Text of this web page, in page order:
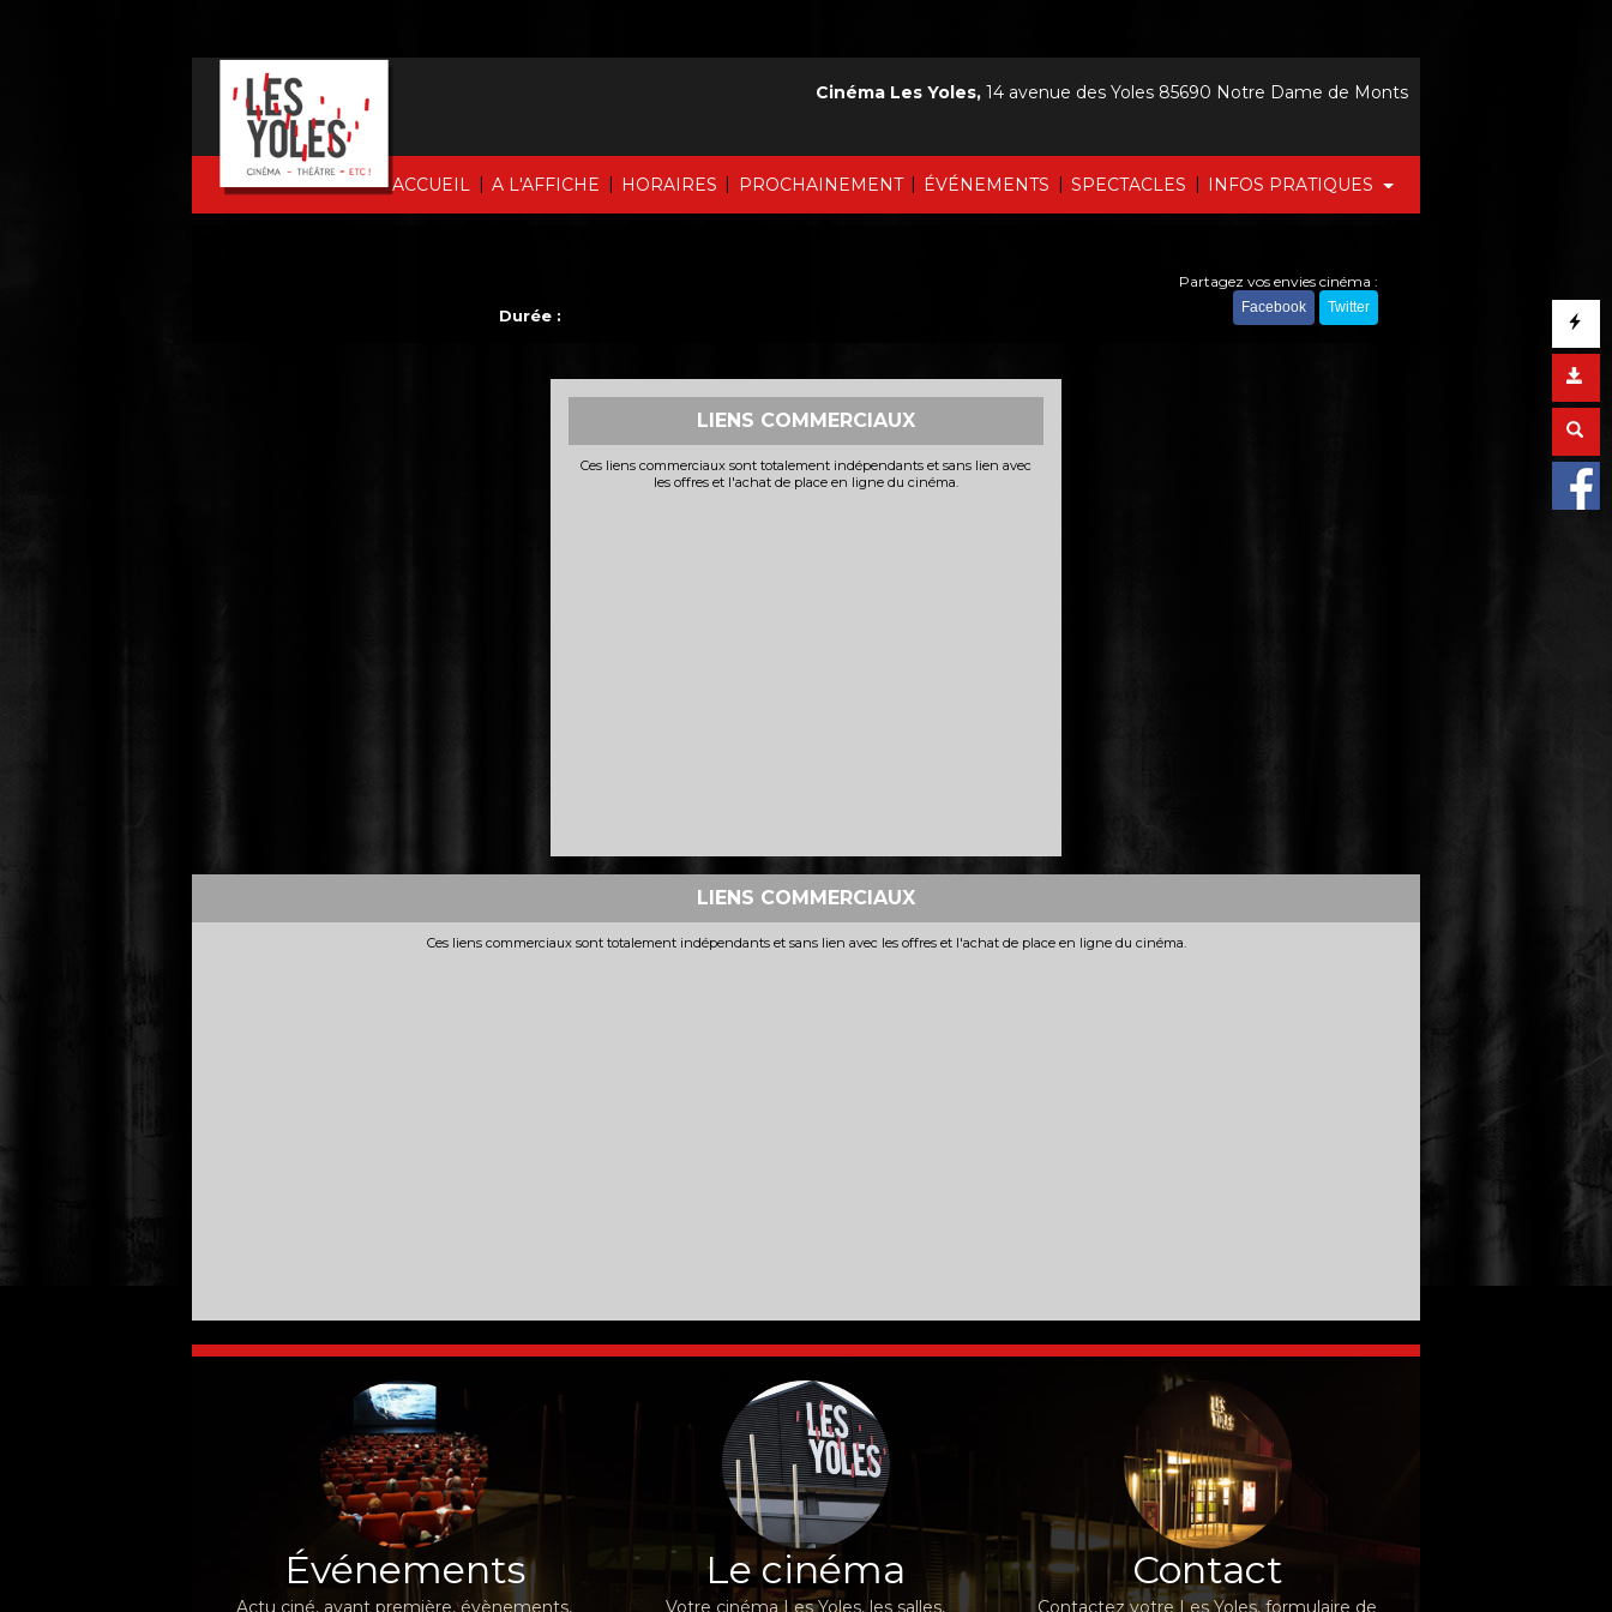
ACCUEIL | A L'AFFICHE | HORAIRES | PROCHAINEMENT | ÉVÉNEMENTS | SPECTACLES | INFOS PRATIQUES
Cinéma Les Yoles, 14 avenue des Yoles 85690 Notre Dame de Monts
Durée :
Partagez vos envies cinéma :
Facebook Twitter
LIENS COMMERCIAUX
Ces liens commerciaux sont totalement indépendants et sans lien avec
les offres et l'achat de place en ligne du cinéma.
LIENS COMMERCIAUX
Ces liens commerciaux sont totalement indépendants et sans lien avec les offres et l'achat de place en ligne du cinéma.
Événements
Actu ciné, avant première, évènements,
Le cinéma
Votre cinéma Les Yoles, les salles,
Contact
Contactez votre Les Yoles, formulaire de